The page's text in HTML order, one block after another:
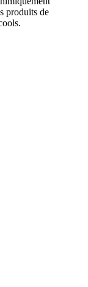
produits de